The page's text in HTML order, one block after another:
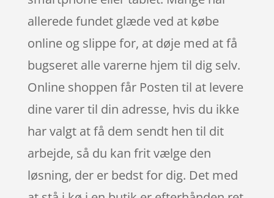
allerede fundet glæde ved at købe
online og slippe for, at døje med at få
bugseret alle varerne hjem til dig selv.
Online shoppen får Posten til at levere
dine varer til din adresse, hvis du ikke
har valgt at få dem sendt hen til dit
arbejde, så du kan frit vælge den
løsning, der er bedst for dig. Det med